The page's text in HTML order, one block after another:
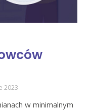
2023
w minimalnym